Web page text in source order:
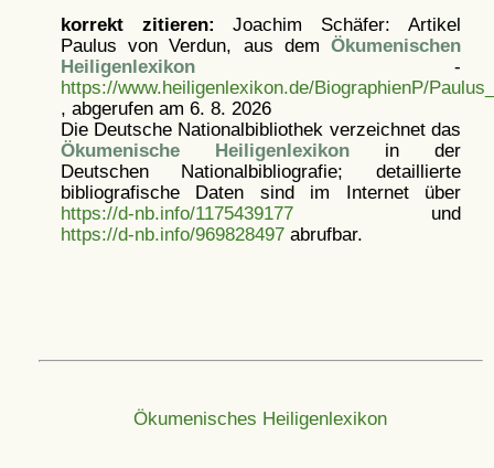
korrekt zitieren: Joachim Schäfer: Artikel
Paulus von Verdun, aus dem Ökumenischen
Heiligenlexikon-
https://www.heiligenlexikon.de/BiographienP/
, abgerufen am 6. 8. 2026
Die Deutsche Nationalbibliothek verzeichnet das
Ökumenische Heiligenlexikonin der
Deutschen Nationalbibliografie; detaillierte
bibliografische Daten sind im Internet über
https://d-nb.info/1175439177und
https://d-nb.info/969828497abrufbar.
Ökumenisches Heiligenlexikon